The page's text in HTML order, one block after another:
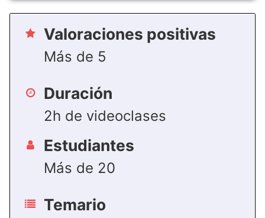
Valoraciones positivas
Más de 5
Duración
2h de videoclases
Estudiantes
Más de 20
Temario